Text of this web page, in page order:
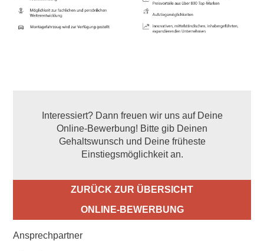
Interessiert? Dann freuen wir uns auf Deine
Online-Bewerbung! Bitte gib Deinen
Gehaltswunsch und Deine früheste
Einstiegsmöglichkeit an.
ZURÜCK ZUR ÜBERSICHT
ONLINE-BEWERBUNG
Ansprechpartner